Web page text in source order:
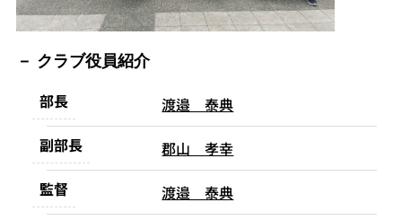
クラブ役員紹介
部長
渡邉 泰典
副部長
郡山 孝幸
監督
渡邉 泰典